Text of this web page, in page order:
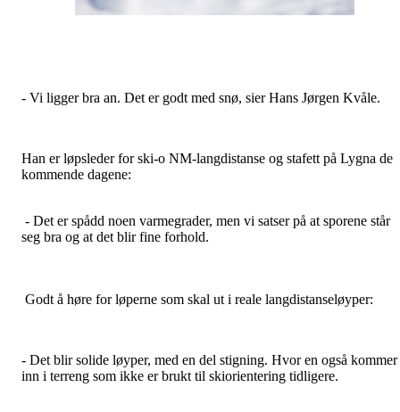
- Vi ligger bra an. Det er godt med snø, sier Hans Jørgen Kvåle.
Han er løpsleder for ski-o NM-langdistanse og stafett på Lygna de
kommende dagene:
- Det er spådd noen varmegrader, men vi satser på at sporene står
seg bra og at det blir fine forhold.
Godt å høre for løperne som skal ut i reale langdistanseløyper:
- Det blir solide løyper, med en del stigning. Hvor en også kommer
inn i terreng som ikke er brukt til skiorientering tidligere.